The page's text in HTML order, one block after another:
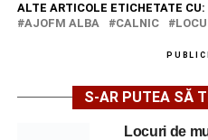
ALTE ARTICOLE ETICHETATE CU:
AJOFM ALBA
CALNIC
S-AR PUTEA SĂ
Locuri de